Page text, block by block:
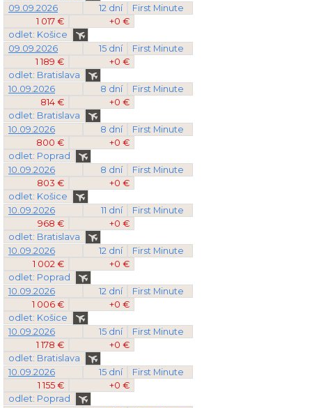
09.09.2026
12 dní
First Minute
1 017 €
+0 €
odlet: Košice
09.09.2026
15 dní
First Minute
1 189 €
+0 €
odlet: Bratislava
10.09.2026
8 dní
First Minute
814 €
+0 €
odlet: Bratislava
10.09.2026
8 dní
First Minute
800 €
+0 €
odlet: Poprad
10.09.2026
8 dní
First Minute
803 €
+0 €
odlet: Košice
10.09.2026
11 dní
First Minute
968 €
+0 €
odlet: Bratislava
10.09.2026
12 dní
First Minute
1 002 €
+0 €
odlet: Poprad
10.09.2026
12 dní
First Minute
1 006 €
+0 €
odlet: Košice
10.09.2026
15 dní
First Minute
1 178 €
+0 €
odlet: Bratislava
10.09.2026
15 dní
First Minute
1 155 €
+0 €
odlet: Poprad